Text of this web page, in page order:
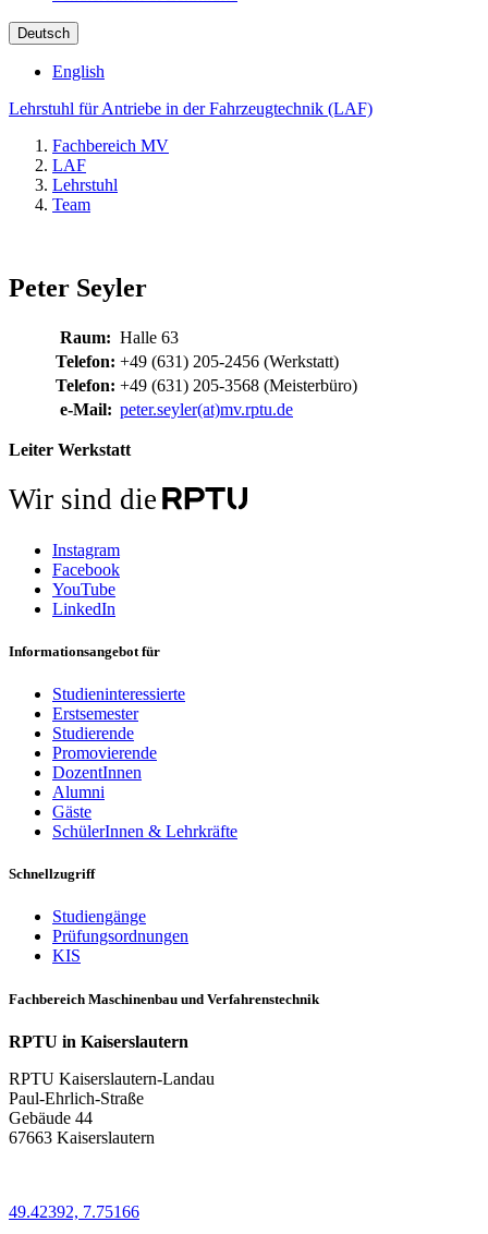
Deutsch
English
Lehrstuhl für Antriebe in der Fahrzeugtechnik (LAF)
Fachbereich MV
LAF
Lehrstuhl
Team
Peter Seyler
Raum: Halle 63
Telefon: +49 (631) 205-2456 (Werkstatt)
Telefon: +49 (631) 205-3568 (Meisterbüro)
e-Mail: peter.seyler(at)mv.rptu.de
Leiter Werkstatt
Wir sind die
Instagram
Facebook
YouTube
LinkedIn
Informationsangebot für
Studieninteressierte
Erstsemester
Studierende
Promovierende
DozentInnen
Alumni
Gäste
SchülerInnen & Lehrkräfte
Schnellzugriff
Studiengänge
Prüfungsordnungen
KIS
Fachbereich Maschinenbau und Verfahrenstechnik
RPTU in Kaiserslautern
RPTU Kaiserslautern-Landau
Paul-Ehrlich-Straße
Gebäude 44
67663 Kaiserslautern
49.42392, 7.75166